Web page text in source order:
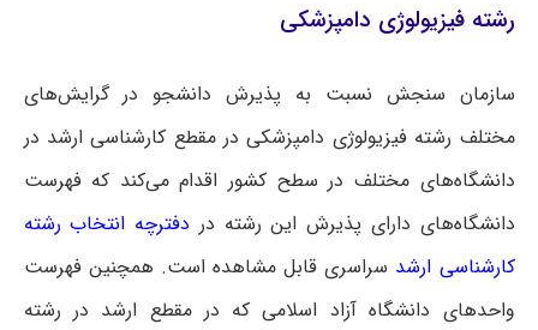
رشته فیزیولوژی دامپزشکی
سازمان سنجش نسبت به پذیرش دانشجو در گرایش‌های
مختلف رشته فیزیولوژی دامپزشکی در مقطع کارشناسی ارشد در
دانشگاه‌های مختلف در سطح کشور اقدام می‌کند که فهرست
دانشگاه‌های دارای پذیرش این رشته در دفترچه انتخاب رشته
کارشناسی ارشد سراسریقابل مشاهده است. همچنین فهرست
واحدهای دانشگاه آزاد اسلامی که در مقطع ارشد در رشته